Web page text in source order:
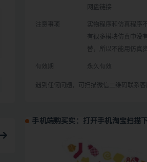
网盘链接
注意事项
实物程序和仿真程序
有很多模块仿真中没
替，所以不能用仿真
有效期 永久有效
遇到任何问题，可扫描微信二维码联系客
手机端购买实：打开手机淘宝扫描